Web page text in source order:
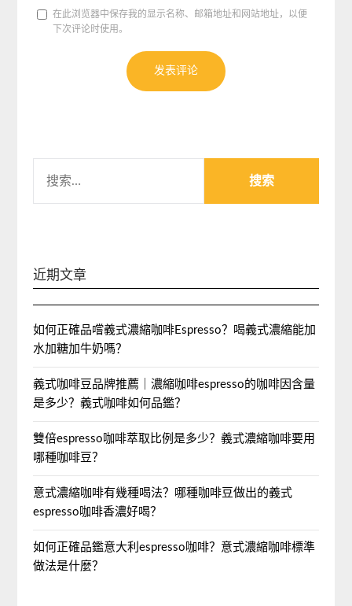
在此浏览器中保存我的显示名称、邮箱地址和网站地址，以便
下次评论时使用。
索：
近期文章
如何正確品嚐義式濃縮咖啡Espresso？喝義式濃縮能加
水加糖加牛奶嗎？
義式咖啡豆品牌推薦｜濃縮咖啡espresso的咖啡因含量
是多少？義式咖啡如何品鑑？
雙倍espresso咖啡萃取比例是多少？義式濃縮咖啡要用
哪種咖啡豆？
意式濃縮咖啡有幾種喝法？哪種咖啡豆做出的義式
espresso咖啡香濃好喝？
如何正確品鑑意大利espresso咖啡？意式濃縮咖啡標準
做法是什麼？